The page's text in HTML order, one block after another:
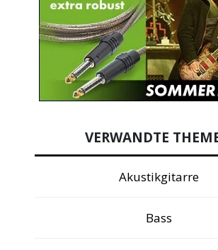
VERWANDTE
Akustikgitarre
Bass